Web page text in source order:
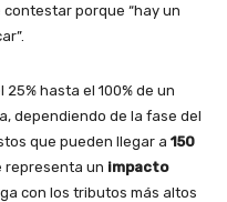
porque “hay un
hasta el 100% de un
dependiendo de la fase del
que pueden llegar a 150
representa un impacto
con los tributos más altos